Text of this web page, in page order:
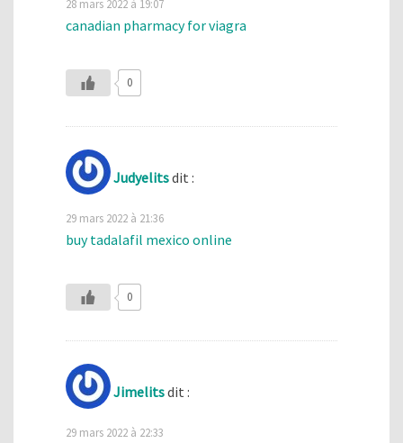
28 mars 2022 à 19:07
canadian pharmacy for viagra
0
Judyelitsdit :
29 mars 2022 à 21:36
buy tadalafil mexico online
0
Jimelitsdit :
29 mars 2022 à 22:33